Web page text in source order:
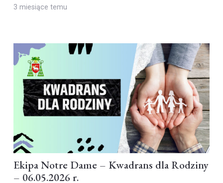
3 miesiące temu
Ekipa Notre Dame – Kwadrans dla Rodziny
– 06.05.2026 r.